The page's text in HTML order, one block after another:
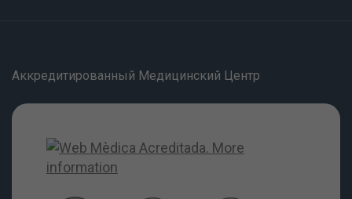
Аккредитированный Медицинский Центр